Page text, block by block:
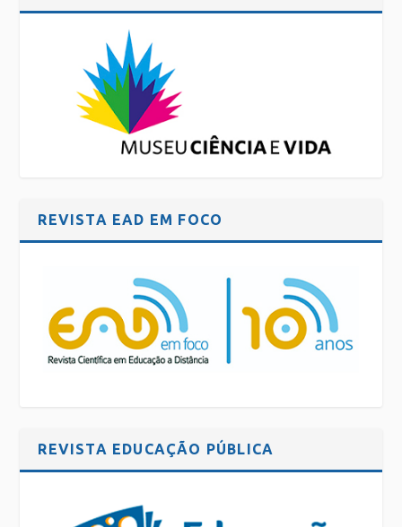
REVISTA EAD EM FOCO
REVISTA EDUCAÇÃO PÚBLICA